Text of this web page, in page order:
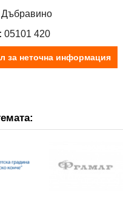
Дъбравино
05101 420
за неточна информация